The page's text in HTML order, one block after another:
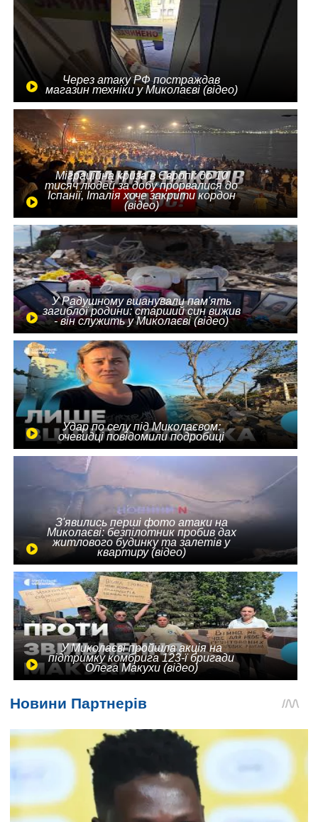
Через атаку РФ постраждав
магазин техніки у Миколаєві (відео)
Міграційна криза в Європі: до 10
тисяч людей за добу прорвалися до
Іспанії, Італія хоче закрити кордон
(відео)
У Радушному вшанували пам'ять
загиблої родини: старший син вижив
- він служить у Миколаєві (відео)
Удар по селу під Миколаєвом:
очевидці повідомили подробиці
З'явились перші фото атаки на
Миколаєві: безпілотник пробив дах
житлового будинку та залетів у
квартиру (відео)
У Миколаєві пройшла акція на
підтримку комбрига 123-ї бригади
Олега Макухи (відео)